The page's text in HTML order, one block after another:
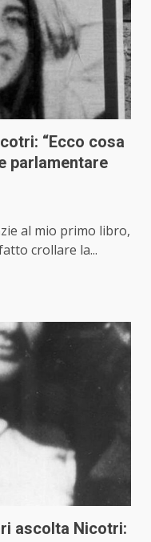
“Ecco cosa
parlamentare
al mio primo libro,
crollare la...
ascolta Nicotri: